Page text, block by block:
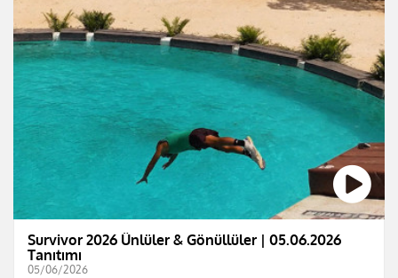
Survivor 2026 Ünlüler & Gönüllüler | 05.06.2026
Tanıtımı
05/06/2026